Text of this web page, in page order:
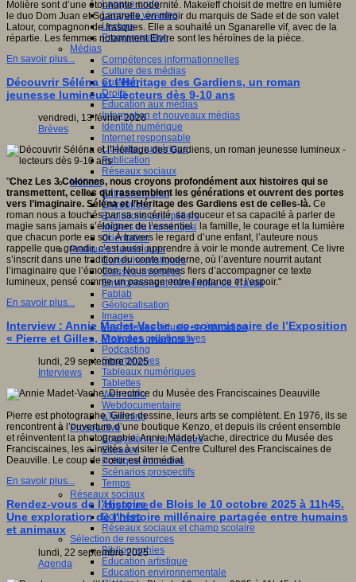
Langue orale
Langues vivantes
Lecture
Programmation
Médias
Compétences informationnelles
Culture des médias
Curation
Droits
Education aux médias
Information et nouveaux médias
Identité numérique
Internet responsable
Littératie numérique
Publication
Réseaux sociaux
Métiers
Entrepreneuriat
Entreprises
Evolutions des métiers
Métiers du numérique
Orientation
Pratiques numériques
Cartes heuristiques
Classes inversées
Environnement Numérique de Travail
Fablab
Géolocalisation
Images
Les mondes virtuels en éducation
Pratiques collaboratives
Podcasting
Smartphones
Tableaux numériques
Tablettes
Web radio
Webdocumentaire
eTwinning
Prospective
Ecosystème numérique
Espaces
Politique éducative
Scénarios prospectifs
Temps
Réseaux sociaux
Algorithme
Données
Réseaux sociaux et champ scolaire
Sélection de ressources
Bibliographies
Education artistique
Education environnementale
Molière sont d’une étonnante modernité. Makeïeff choisit de mettre en lumière
le duo Dom Juan et Sganarelle, en miroir du marquis de Sade et de son valet
Latour, compagnon de frasques. Elle a souhaité un Sganarelle vif, avec de la
répartie. Les femmes notamment Elvire sont les héroïnes de la pièce.
En savoir plus...
Découvrir Séléna et l’Héritage des Gardiens, un roman
jeunesse lumineux - lecteurs dès 9-10 ans
vendredi, 13 février 2026
Brèves
"Chez Les 3 Colonnes, nous croyons profondément aux histoires qui se
transmettent, celles qui rassemblent les générations et ouvrent des portes
vers l’imaginaire. Séléna et l’Héritage des Gardiens est de celles-là. Ce
roman nous a touchés par sa sincérité, sa douceur et sa capacité à parler de
magie sans jamais s’éloigner de l’essentiel : la famille, le courage et la lumière
que chacun porte en soi. À travers le regard d’une enfant, l’auteure nous
rappelle que grandir, c’est aussi apprendre à voir le monde autrement. Ce livre
s’inscrit dans une tradition du conte moderne, où l’aventure nourrit autant
l’imaginaire que l’émotion. Nous sommes fiers d’accompagner ce texte
lumineux, pensé comme un passage entre l’enfance et l’espoir."
En savoir plus...
Interview : Annie Madet-Vache, co-commissaire de l’Exposition
« Pierre et Gilles, Mondes marins »
lundi, 29 septembre 2025
Interviews
Pierre est photographe, Gilles dessine, leurs arts se complètent. En 1976, ils se
rencontrent à l’ouverture d’une boutique Kenzo, et depuis ils créent ensemble
et réinventent la photographie. Annie Madet-Vache, directrice du Musée des
Franciscaines, les a invités à visiter le Centre Culturel des Franciscaines de
Deauville. Le coup de cœur est immédiat.
En savoir plus...
Rendez-vous de l’Histoire de Blois le 10 octobre 2025 à 11h45.
Une exploration de l’histoire millénaire partagée entre humains
et animaux
lundi, 22 septembre 2025
Agenda